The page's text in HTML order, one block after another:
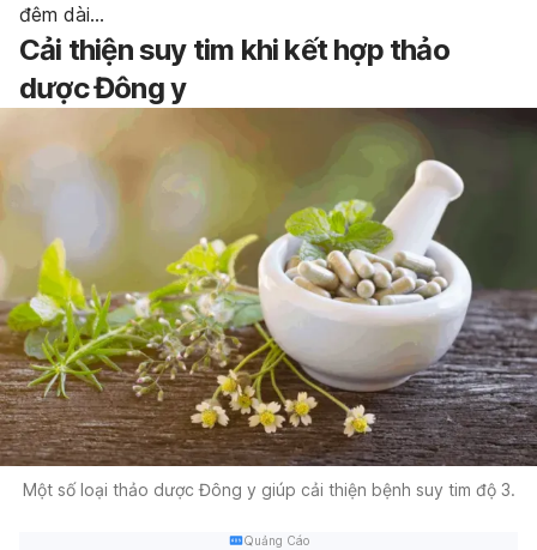
đêm dài…
Cải thiện suy tim khi kết hợp thảo
dược Đông y
Một số loại thảo dược Đông y giúp cải thiện bệnh suy tim độ 3.
Quảng Cáo